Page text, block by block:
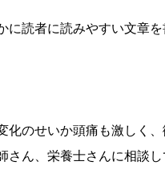
読者に読みやすい文章
のせいか頭痛も激しく
ん、栄養士さんに相談